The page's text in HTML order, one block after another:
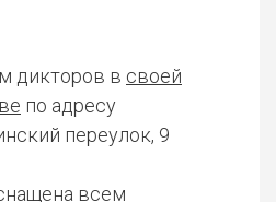
дикторов в своей
по адресу
переулок, 9
всем